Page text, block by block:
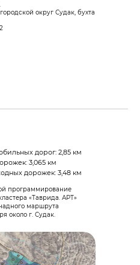
округ Судак, бухта
дорог: 2,85 км
3,065 км
дорожек: 3,48 км
программирование
«Таврида. АРТ»
маршрута
около г. Судак.